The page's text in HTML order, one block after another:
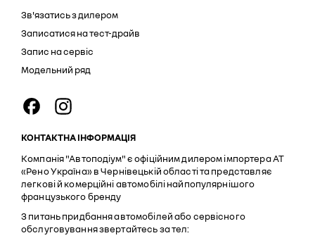
Зв'язатись з дилером
Записатися на тест-драйв
Запис на сервіс
Модельний ряд
КОНТАКТНА ІНФОРМАЦІЯ
Компанія "Автоподіум" є офіційним дилером імпортера АТ
«Рено Україна» в Чернівецькій області та представляє
легкові й комерційні автомобілі найпопулярнішого
французького бренду
З питань придбання автомобілей або сервісного
обслуговування звертайтесь за тел: